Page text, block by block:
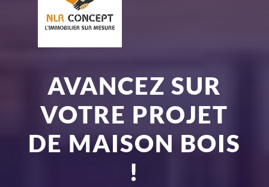
AVANCEZ SUR
VOTRE PROJET
DE MAISON BOIS
!